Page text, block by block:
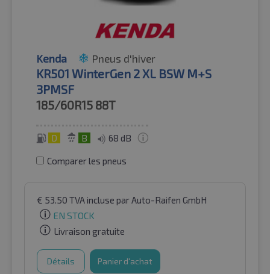
Kenda Pneus d'hiver
KR501 WinterGen 2 XL BSW M+S
3PMSF
185/60R15 88T
D B 68 dB
Comparer les pneus
€ 53.50 TVA incluse par Auto-Raifen GmbH
EN STOCK
Livraison gratuite
Détails Panier d'achat